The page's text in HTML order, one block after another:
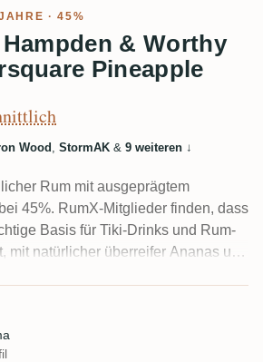
· 45%
& Worthy
Pineapple
Wood, StormAK & 9 weiteren ↓
Rum mit ausgeprägtem
45%. RumX-Mitglieder finden, dass
Basis für Tiki-Drinks und Rum-
mit natürlicher überreifer Ananas und
die durchscheint.